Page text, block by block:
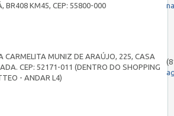
BR408 KM45, CEP: 55800-000
CARMELITA MUNIZ DE ARAÚJO, 225, CASA
CEP: 52171-011 (DENTRO DO SHOPPING
- ANDAR L4)